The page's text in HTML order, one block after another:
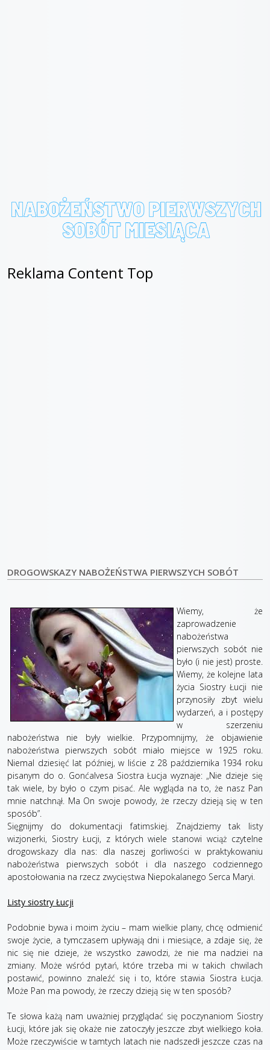
Reklama Content Top
DROGOWSKAZY NABOŻEŃSTWA PIERWSZYCH SOBÓT
Wiemy, że
zaprowadzenie
nabożeństwa
pierwszych sobót nie
było (i nie jest) proste.
Wiemy, że kolejne lata
życia Siostry Łucji nie
przynosiły zbyt wielu
wydarzeń, a i postępy
w szerzeniu
nabożeństwa nie były wielkie. Przypomnijmy, że objawienie
nabożeństwa pierwszych sobót miało miejsce w 1925 roku.
Niemal dziesięć lat później, w liście z 28 października 1934 roku
pisanym do o. Gonćalvesa Siostra Łucja wyznaje: „Nie dzieje się
tak wiele, by było o czym pisać. Ale wygląda na to, że nasz Pan
mnie natchnął. Ma On swoje powody, że rzeczy dzieją się w ten
sposób”.
Sięgnijmy do dokumentacji fatimskiej. Znajdziemy tak listy
wizjonerki, Siostry Łucji, z których wiele stanowi wciąż czytelne
drogowskazy dla nas: dla naszej gorliwości w praktykowaniu
nabożeństwa pierwszych sobót i dla naszego codziennego
apostołowania na rzecz zwycięstwa Niepokalanego Serca Maryi.
Listy siostry Łucji
Podobnie bywa i moim życiu – mam wielkie plany, chcę odmienić
swoje życie, a tymczasem upływają dni i miesiące, a zdaje się, że
nic się nie dzieje, że wszystko zawodzi, że nie ma nadziei na
zmiany. Może wśród pytań, które trzeba mi w takich chwilach
postawić, powinno znaleźć się i to, które stawia Siostra Łucja.
Może Pan ma powody, że rzeczy dzieją się w ten sposób?
Te słowa każą nam uważniej przyglądać się poczynaniom Siostry
Łucji, które jak się okaże nie zatoczyły jeszcze zbyt wielkiego koła.
Może rzeczywiście w tamtych latach nie nadszedł jeszcze czas na